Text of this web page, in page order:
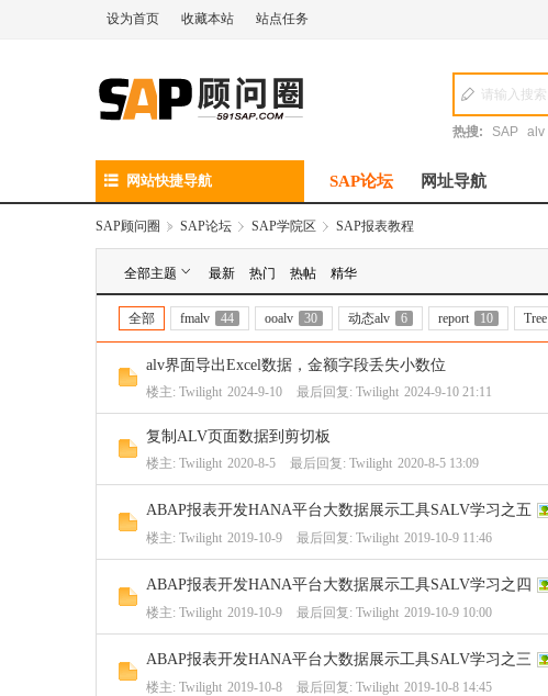
设为首页 收藏本站 站点任务
热搜: SAP alv
网站快捷导航 SAP论坛 网址导航
SAP顾问圈 » SAP论坛 › SAP学院区 › SAP报表教程
全部主题 最新 热门 热帖 精华
全部 fmalv 44 ooalv 30 动态alv 6 report 10 Tree
alv界面导出Excel数据，金额字段丢失小数位
楼主: Twilight 2024-9-10 最后回复: Twilight 2024-9-10 21:11
复制ALV页面数据到剪切板
楼主: Twilight 2020-8-5 最后回复: Twilight 2020-8-5 13:09
ABAP报表开发HANA平台大数据展示工具SALV学习之五
楼主: Twilight 2019-10-9 最后回复: Twilight 2019-10-9 11:46
ABAP报表开发HANA平台大数据展示工具SALV学习之四
楼主: Twilight 2019-10-9 最后回复: Twilight 2019-10-9 10:00
ABAP报表开发HANA平台大数据展示工具SALV学习之三
楼主: Twilight 2019-10-8 最后回复: Twilight 2019-10-8 14:45